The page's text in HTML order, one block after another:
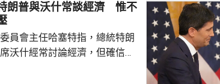
，他下周出訪馬來...
朗普與沃什常談經濟 惟不
員會主任哈塞特指，總統特朗
沃什經常討論經濟，但確信特